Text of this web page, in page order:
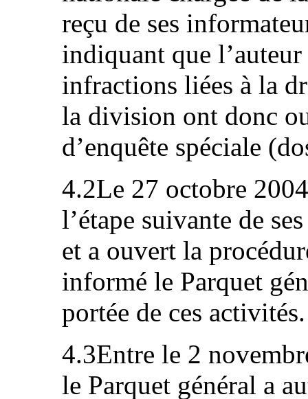
reçu de ses
indiquant que
infractions liées à la
la division ont donc
d’enquête spéciale
4.2Le 27 octobre
l’étape suivante de
et a ouvert la
informé le Parquet
portée de ces activités.
4.3Entre le 2
le Parquet général a